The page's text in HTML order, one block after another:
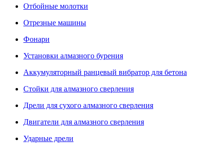
Отбойные молотки
Отрезные машины
Фонари
Установки алмазного бурения
Аккумуляторный ранцевый вибратор для бетона
Стойки для алмазного сверления
Дрели для сухого алмазного сверления
Двигатели для алмазного сверления
Ударные дрели